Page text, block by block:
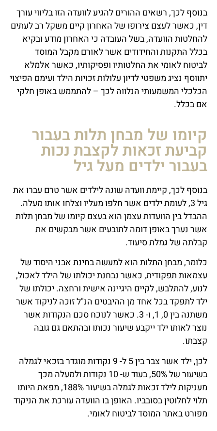
בנוסף לכך, רשאים ההורים להגיע לוועדה הזו בליווי עורך
דין, כאשר לעצם צירופו של האחרון קיים משקל רב לעתים
להחלטות הוועדה, בשל העובדה כי האחרון מודע ובקיא
בכלל התקנות והחידודים אשר לאורם מקבל המוסד
לביטוח לאומי את החלטותיו ופסיקותיו, כאשר אלמלא
יתווסף נציג משפטי לדיון עלולות זכויות הילד ועימם הפיצוי
הכלכלי המשמעותי הנלווה לכך – להתממש באופן חלקי
אם בכלל.
קיומו של מבחן תלות בעבור
קביעת זכאות לקצבת נכות
בעבור ילדים מעל גיל
בנוסף לכך, קיימת וועדה שונה לילדים אשר טרם עברו את
גיל 3, לעומת ילדים אשר חלפו מעליו וצלחו אותו מעלה.
ההבדל בין הוועדות עצמן הוא בעצם קיומו של מבחן תלות
אשר נערך באופן דומה לתובעים אשר מבקשים את
קבלתה של גמלת סיעוד.
כלומר, מבחן התלות הוא למעשה בחינת אבני היסוד של
עצמאות תפקודית, כאשר נבחנת יכולתו של הילד לאכול,
לנוע, להתלבש, לקיים היגיינה אישית ורחצה. יכולתו של
ילד לתפקד בכל אחד מן ההיבטים הנ"ל זוכה לניקוד אשר
משתנה בין 0, 1, ו- 3. כאשר לנוכח סכם הנקודות אשר
נוצר לאותו ילד ייקבע שיעור נכותו ובהתאם גם גובה
קצבתו.
לכן, ילד אשר צבר בין 5 ל- 9 נקודות מוגדר בזכאי לגמלה
בשיעור של 50%, בעוד ש- 10 נקודות ולמעלה מכך
מעניקות לילד זכאות לגמלה בשיעור 188%, מפאת היותו
תלוי לחלוטין בסובביו. האופן בו הוועדה עורכת את הניקוד
מפורט באתר המוסד לביטוח לאומי.